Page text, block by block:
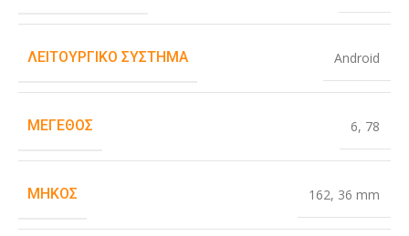
ΛΕΙΤΟΥΡΓΙΚΌ ΣΎΣΤΗΜΑ Android
ΜΈΓΕΘΟΣ 6, 78
ΜΉΚΟΣ 162, 36 mm